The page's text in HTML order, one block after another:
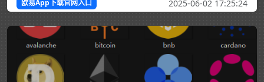
欧易App下载官网入口 2025-06-02 17:25:24